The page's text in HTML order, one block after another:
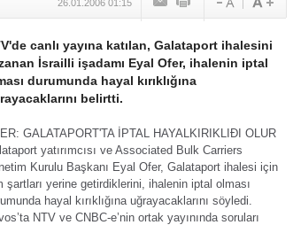
26.01.2006 01:15
canlı yayına katılan, Galataport ihalesini
İsrailli işadamı Eyal Ofer, ihalenin iptal
durumunda hayal kırıklığına
belirtti.
GALATAPORT'TA İPTAL HAYALKIRIKLIÐI OLUR
yatırımcısı ve Associated Bulk Carriers
Kurulu Başkanı Eyal Ofer, Galataport ihalesi için
şartları yerine getirdiklerini, ihalenin iptal olması
hayal kırıklığına uğrayacaklarını söyledi.
NTV ve CNBC-e’nin ortak yayınında soruları